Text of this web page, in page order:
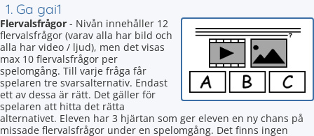
1. Ga gai1
Flervalsfrågor - Nivån innehåller 12
flervalsfrågor (varav alla har bild och
alla har video / ljud), men det visas
max 10 flervalsfrågor per
spelomgång. Till varje fråga får
spelaren tre svarsalternativ. Endast
ett av dessa är rätt. Det gäller för
spelaren att hitta det rätta
alternativet. Eleven har 3 hjärtan som ger eleven en ny chans på
missade flervalsfrågor under en spelomgång. Det finns ingen